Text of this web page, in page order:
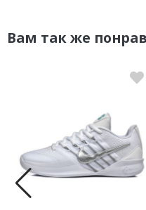
Вам так же